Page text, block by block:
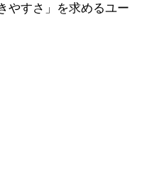
やすさ」を求めるユー